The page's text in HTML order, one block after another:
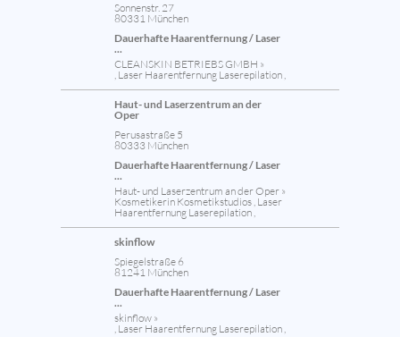
Sonnenstr. 27
80331 München
Dauerhafte Haarentfernung / Laser
...
CLEANSKIN BETRIEBS GMBH »
, Laser Haarentfernung Laserepilation ,
Haut- und Laserzentrum an der
Oper
Perusastraße 5
80333 München
Dauerhafte Haarentfernung / Laser
...
Haut- und Laserzentrum an der Oper »
Kosmetikerin Kosmetikstudios , Laser
Haarentfernung Laserepilation ,
skinflow
Spiegelstraße 6
81241 München
Dauerhafte Haarentfernung / Laser
...
skinflow »
, Laser Haarentfernung Laserepilation ,